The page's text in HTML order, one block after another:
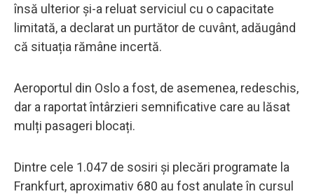
însă ulterior și-a reluat serviciul cu o capacitate
limitată, a declarat un purtător de cuvânt, adăugând
că situația rămâne incertă.
Aeroportul din Oslo a fost, de asemenea, redeschis,
dar a raportat întârzieri semnificative care au lăsat
mulți pasageri blocați.
Dintre cele 1.047 de sosiri și plecări programate la
Frankfurt, aproximativ 680 au fost anulate în cursul